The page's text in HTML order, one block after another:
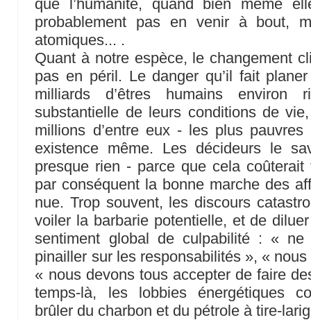
que l’humanité, quand bien même
probablement pas en venir à bout,
atomiques... .
Quant à notre espèce, le changement
pas en péril. Le danger qu’il fait
milliards d’êtres humains environ
substantielle de leurs conditions de
millions d’entre eux - les plus
existence même. Les décideurs le
presque rien - parce que cela
par conséquent la bonne marche des
nue. Trop souvent, les discours
voiler la barbarie potentielle, et de
sentiment global de culpabilité : «
pinailler sur les responsabilités », «
« nous devons tous accepter de faire
temps-là, les lobbies énergétiques
brûler du charbon et du pétrole à tire-